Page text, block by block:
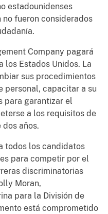
estadounidenses
fueron considerados
Company pagará
los Estados Unidos. La
sus procedimientos
personal, capacitar a su
para garantizar el
a los requisitos de
años.
todos los candidatos
para competir por el
discriminatorias
Moran,
para la División de
está comprometido